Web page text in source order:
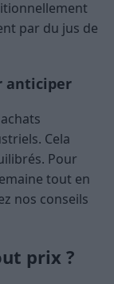
par du jus de
anticiper
Cela
Pour
tout en
nos conseils
prix ?